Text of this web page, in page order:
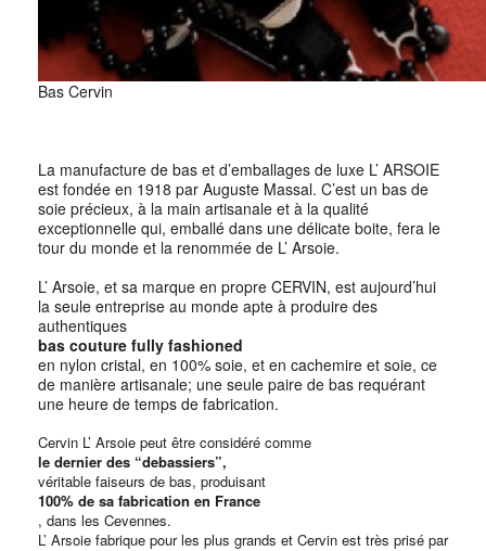
Bas Cervin
La manufacture de bas et d’emballages de luxe L’ ARSOIE
est fondée en 1918 par Auguste Massal. C’est un bas de
soie précieux, à la main artisanale et à la qualité
exceptionnelle qui, emballé dans une délicate boite, fera le
tour du monde et la renommée de L’ Arsoie.
L’ Arsoie, et sa marque en propre CERVIN, est aujourd’hui
la seule entreprise au monde apte à produire des
authentiques
bas couture fully fashioned
en nylon cristal, en 100% soie, et en cachemire et soie, ce
de manière artisanale; une seule paire de bas requérant
une heure de temps de fabrication.
Cervin L’ Arsoie peut être considéré comme
le dernier des “debassiers”,
véritable faiseurs de bas, produisant
100% de sa fabrication en France
, dans les Cevennes.
L’ Arsoie fabrique pour les plus grands et Cervin est très prisé par